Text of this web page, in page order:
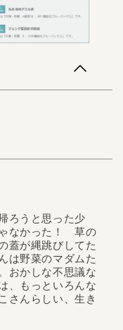
ろうと思った少
なかった！ 草の
蓋が縄跳びしてた
は野菜のマダムた
おかしな不思議な
、もっといろんな
さんらしい、生き